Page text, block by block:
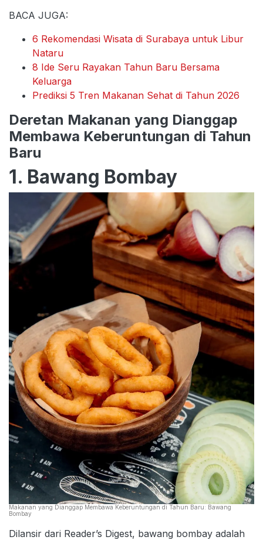
BACA JUGA:
6 Rekomendasi Wisata di Surabaya untuk Libur
Nataru
8 Ide Seru Rayakan Tahun Baru Bersama
Keluarga
Prediksi 5 Tren Makanan Sehat di Tahun 2026
Deretan Makanan yang Dianggap
Membawa Keberuntungan di Tahun
Baru
1. Bawang Bombay
Makanan yang Dianggap Membawa Keberuntungan di Tahun Baru: Bawang
Bombay
Dilansir dari Reader’s Digest, bawang bombay adalah